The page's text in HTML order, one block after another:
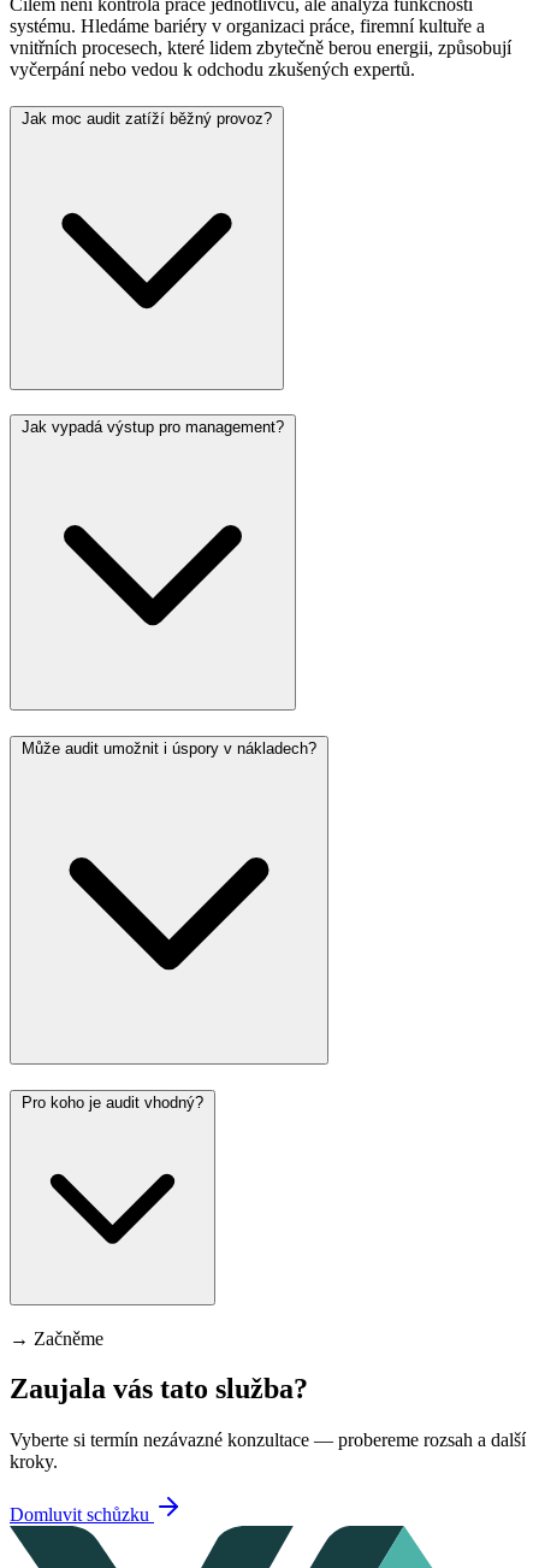
Cílem není kontrola práce jednotlivců, ale analýza funkčnosti
systému. Hledáme bariéry v organizaci práce, firemní kultuře a
vnitřních procesech, které lidem zbytečně berou energii, způsobují
vyčerpání nebo vedou k odchodu zkušených expertů.
Jak moc audit zatíží běžný provoz?
Jak vypadá výstup pro management?
Může audit umožnit i úspory v nákladech?
Pro koho je audit vhodný?
→ Začněme
Zaujala vás tato služba?
Vyberte si termín nezávazné konzultace — probereme rozsah a další
kroky.
Domluvit schůzku